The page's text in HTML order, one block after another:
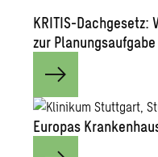
KRI­TIS-
zur
Eu­ro­pas